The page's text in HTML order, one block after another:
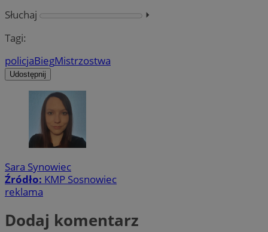
Słuchaj
⏵︎
Tagi:
policjaBiegMistrzostwa
Udostępnij
Sara Synowiec
Źródło: KMP Sosnowiec
reklama
Dodaj komentarz